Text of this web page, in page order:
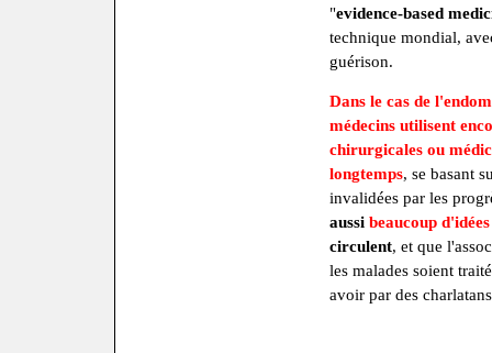
"evidence-based
technique mondial,
guérison.
Dans le cas de
médecins utilisent
chirurgicales ou
longtemps, se basant
invalidées par les
aussi beaucoup
circulent, et que
les malades soient
avoir par des